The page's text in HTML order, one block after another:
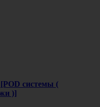
[POD системы (
)]